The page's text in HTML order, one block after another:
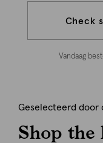
Check
Vandaag
Geselecteerd door
Shop the